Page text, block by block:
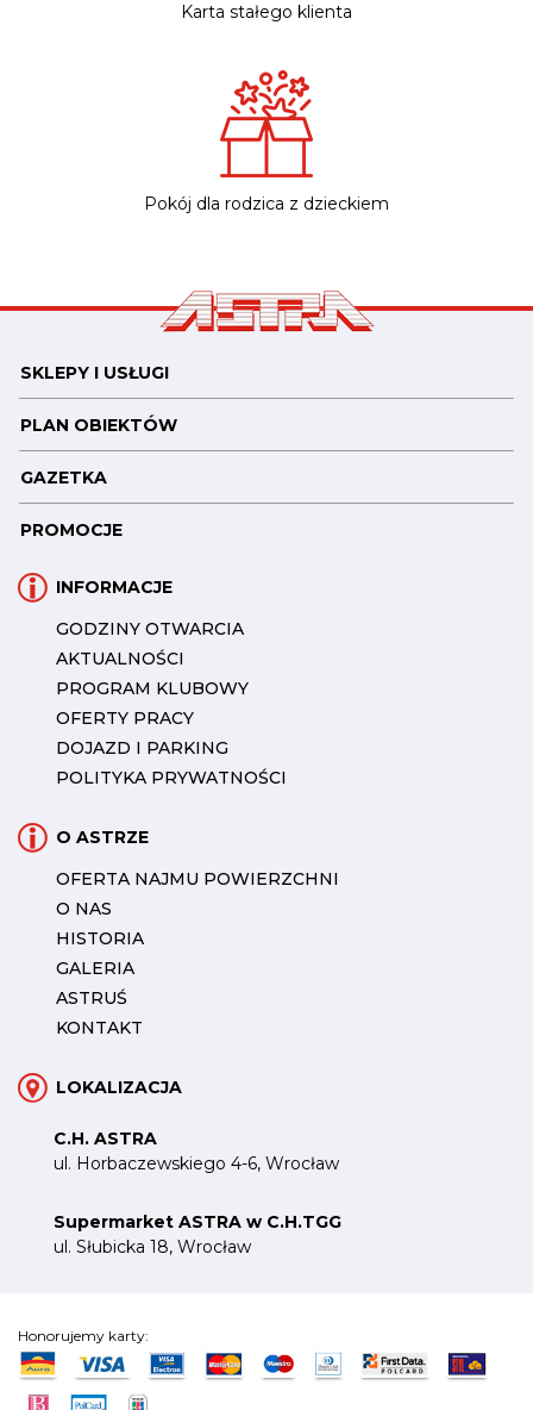
Karta stałego klienta
Pokój dla rodzica z dzieckiem
SKLEPY I USŁUGI
PLAN OBIEKTÓW
GAZETKA
PROMOCJE
INFORMACJE
GODZINY OTWARCIA
AKTUALNOŚCI
PROGRAM KLUBOWY
OFERTY PRACY
DOJAZD I PARKING
POLITYKA PRYWATNOŚCI
O ASTRZE
OFERTA NAJMU POWIERZCHNI
O NAS
HISTORIA
GALERIA
ASTRUŚ
KONTAKT
LOKALIZACJA
C.H. ASTRA
ul. Horbaczewskiego 4-6, Wrocław
Supermarket ASTRA w C.H.TGG
ul. Słubicka 18, Wrocław
Honorujemy karty: